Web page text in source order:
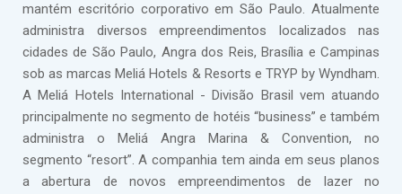
mantém escritório corporativo em São Paulo. Atualmente
administra diversos empreendimentos localizados nas
cidades de São Paulo, Angra dos Reis, Brasília e Campinas
sob as marcas Meliá Hotels & Resorts e TRYP by Wyndham.
A Meliá Hotels International - Divisão Brasil vem atuando
principalmente no segmento de hotéis “business” e também
administra o Meliá Angra Marina & Convention, no
segmento “resort”. A companhia tem ainda em seus planos
a abertura de novos empreendimentos de lazer no